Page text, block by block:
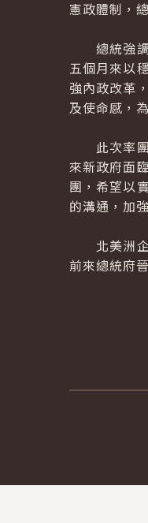
憲政體制，
總統強調
五個月來以
強內政改革
及使命感，
此次率團
來新政府面
團，希望以
的溝通，加
北美洲企
前來總統府